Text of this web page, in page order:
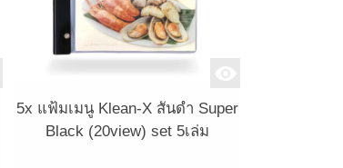
5x แฟ้มเมนู Klean-X สันดำ Super
Black (20view) set 5เล่ม